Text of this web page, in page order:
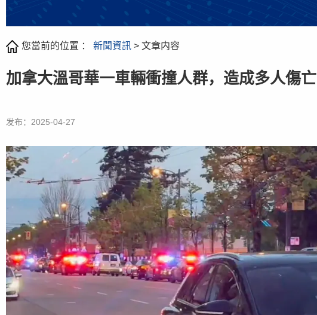
您當前的位置 ： 新聞資訊 > 文章内容
加拿大溫哥華一車輛衝撞人群，造成多人傷亡
发布：2025-04-27